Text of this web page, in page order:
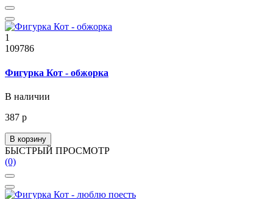
1
109786
Фигурка Кот - обжорка
В наличии
387 р
В корзину
БЫСТРЫЙ ПРОСМОТР
(0)